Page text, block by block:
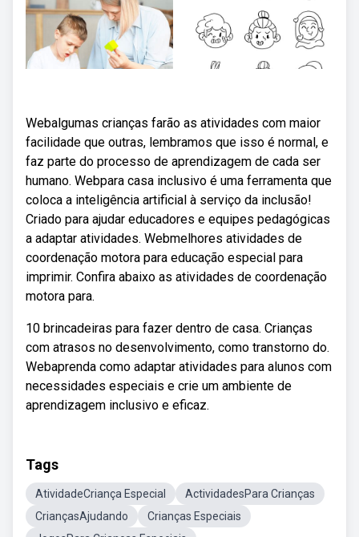
Webalgumas crianças farão as atividades com maior
facilidade que outras, lembramos que isso é normal, e
faz parte do processo de aprendizagem de cada ser
humano. Webpara casa inclusivo é uma ferramenta que
coloca a inteligência artificial à serviço da inclusão!
Criado para ajudar educadores e equipes pedagógicas
a adaptar atividades. Webmelhores atividades de
coordenação motora para educação especial para
imprimir. Confira abaixo as atividades de coordenação
motora para.
10 brincadeiras para fazer dentro de casa. Crianças
com atrasos no desenvolvimento, como transtorno do.
Webaprenda como adaptar atividades para alunos com
necessidades especiais e crie um ambiente de
aprendizagem inclusivo e eficaz.
Tags
AtividadeCriança Especial
ActividadesPara Crianças
CriançasAjudando
Crianças Especiais